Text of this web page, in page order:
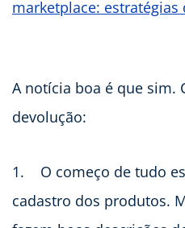
marketplace: estratégias
A notícia boa é que sim.
devolução:
1. O começo de tudo
cadastro dos produtos.